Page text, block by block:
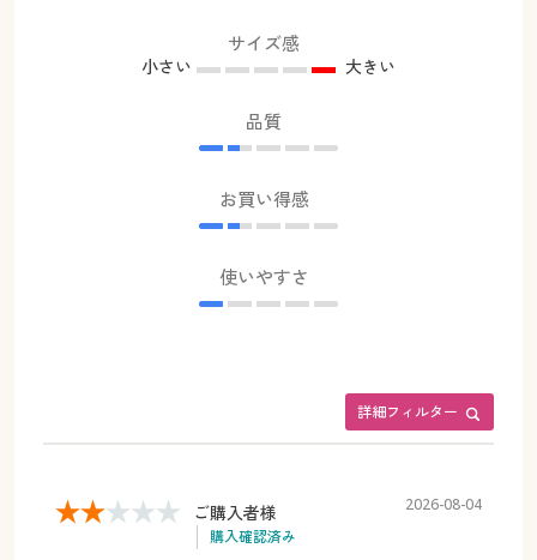
サイズ感
小さい 大きい
品質
お買い得感
使いやすさ
詳細フィルター
ご購入者様
購入確認済み
2026-08-04